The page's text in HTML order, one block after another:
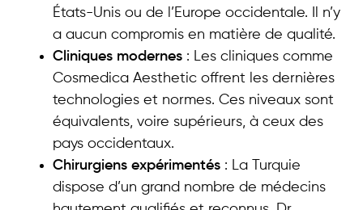
États-Unis ou de l’Europe occidentale. Il n’y
a aucun compromis en matière de qualité.
Cliniques modernes : Les cliniques comme
Cosmedica Aesthetic offrent les dernières
technologies et normes. Ces niveaux sont
équivalents, voire supérieurs, à ceux des
pays occidentaux.
Chirurgiens expérimentés : La Turquie
dispose d’un grand nombre de médecins